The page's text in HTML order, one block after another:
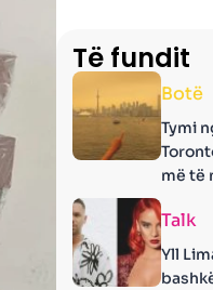
Të fundit
Botë
Tymi
më të
Talk
Yll